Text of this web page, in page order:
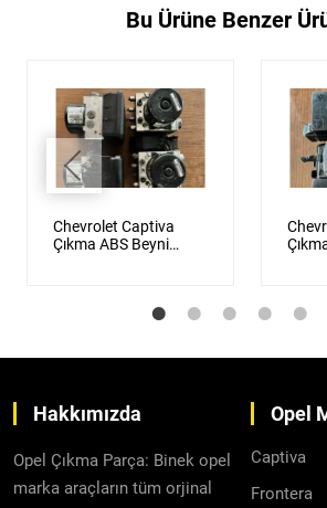
Bu Ürüne Benzer
Chevrolet Captiva
Çıkma ABS Beyni
Hakkımızda
Opel Çıkma Parça: Binek opel
marka araçların tüm orjinal
Opel
Captiva
Frontera